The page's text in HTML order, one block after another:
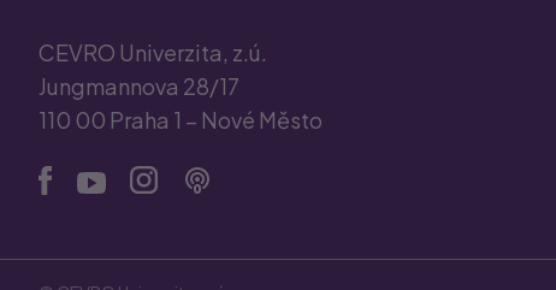
CEVRO Univerzita, z.ú.
Jungmannova 28/17
110 00 Praha 1 – Nové Město